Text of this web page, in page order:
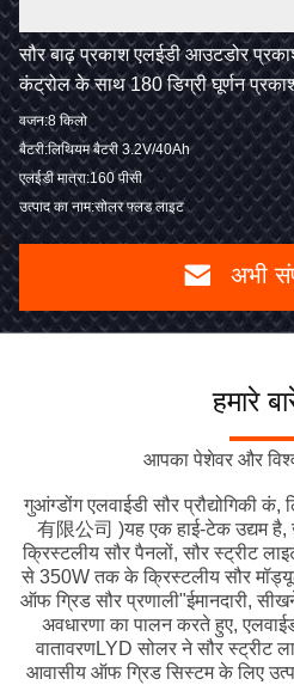
सौर बाढ़ प्रकाश एलईडी आउटडोर
कंट्रोल के साथ 180 डिग्री घूर्णन
वजन:8 किलो
बैटरी:लिथियम बैटरी 3.2V/40Ah
एलईडी मात्रा:160 पीसी
उत्पाद का नाम:सोलर फ्लड लाइट
अभी
हमारे
आपका पेशेवर और
गुआंग्डोंग एलवाईडी सौर प्रौद्योगिकी
有限公司 )यह एक हाई-टेक उद्यम है,
क्रिस्टलीय सौर पैनलों, सौर स्ट्रीट
से 350W तक के क्रिस्टलीय सौर
ऑफ ग्रिड सौर प्रणाली"ईमानदारी,
अवधारणा का पालन करते हुए,
वातावरणLYD सोलर ने सौर स्ट्रीट
आवासीय ऑफ ग्रिड सिस्टम के लिए